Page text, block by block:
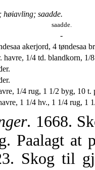
høiavling; saadde.
saadde.
-
akerjord, 4 tøndesaa
havre, 1/4 td. blandkorn, 1/
1/4 rug, 1 1/2 byg, 10 t.
1 1/4 hv., 1 1/4 rug, 1
. 1668.
Paalagt at
Skog til